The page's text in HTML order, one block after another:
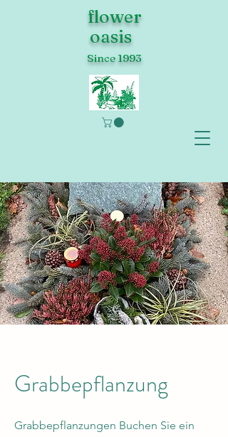
flower
oasis
Since 1993
Grabbepflanzung
Grabbepflanzungen Buchen Sie ein